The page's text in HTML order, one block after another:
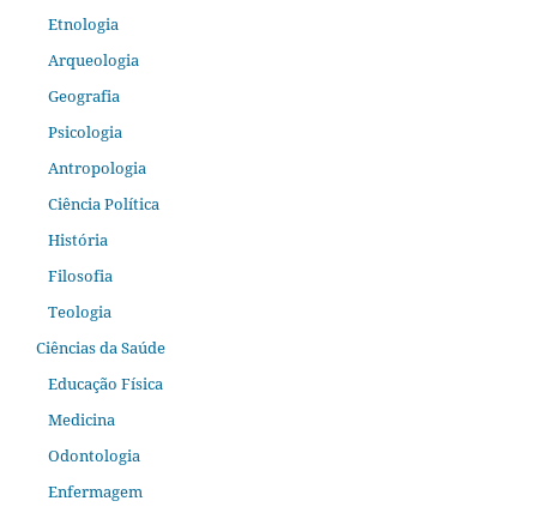
Etnologia
Arqueologia
Geografia
Psicologia
Antropologia
Ciência Política
História
Filosofia
Teologia
Ciências da Saúde
Educação Física
Medicina
Odontologia
Enfermagem